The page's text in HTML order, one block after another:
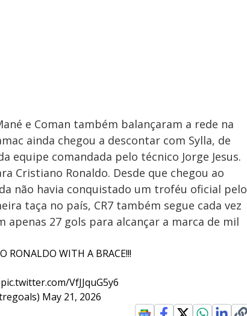
e Coman também balançaram a rede na
ainda chegou a descontar com Sylla, de
equipe comandada pelo técnico Jorge Jesus.
Cristiano Ronaldo. Desde que chegou ao
não havia conquistado um troféu oficial pelo
taça no país, CR7 também segue cada vez
27 gols para alcançar a marca de mil
RONALDO WITH A BRACE!!!
pic.twitter.com/VfJJquG5y6
May 21, 2026